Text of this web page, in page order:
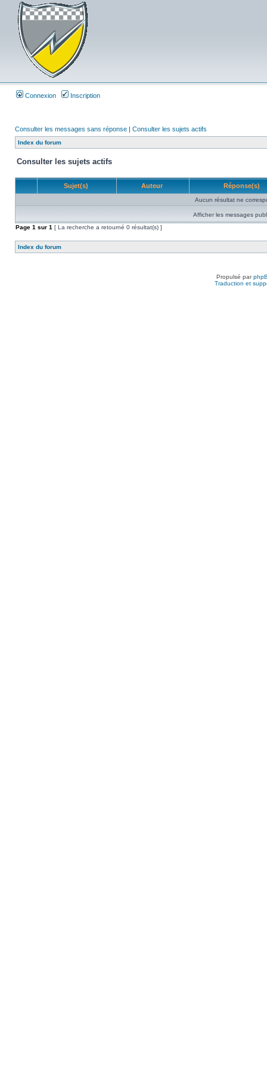
Connexion Inscription
Consulter les messages sans réponse | Consulter les sujets actifs
Index du forum
Consulter les sujets actifs
Sujet(s) Auteur Réponse(s)
Aucun résultat ne
Afficher les messages
Page 1 sur 1 [ La recherche a retourné 0 résultat(s) ]
Index du forum
Propulsé par
Traduction et